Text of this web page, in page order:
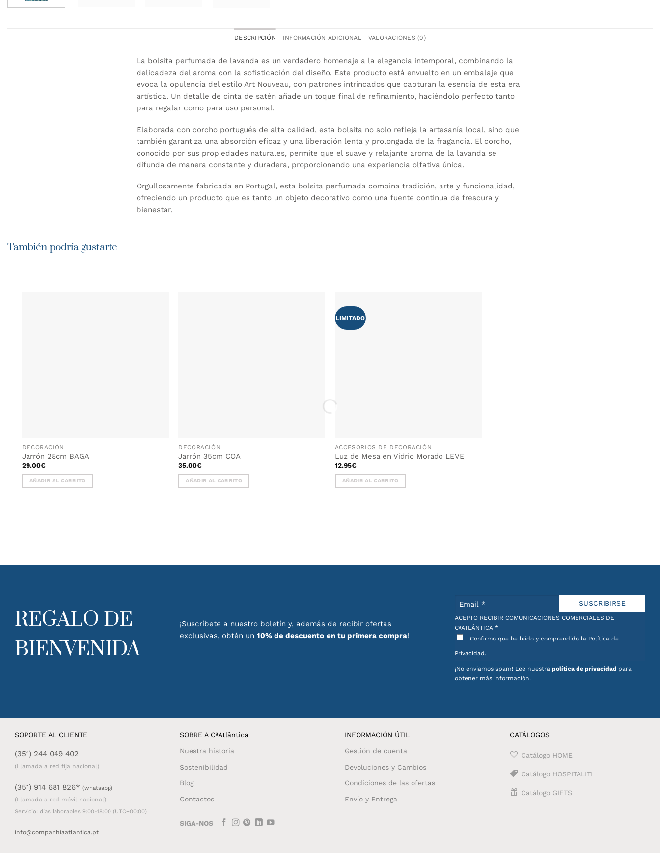
DESCRIPCIÓN INFORMACIÓN ADICIONAL VALORACIONES (0)
La bolsita perfumada de lavanda es un verdadero homenaje a la elegancia intemporal, combinando la
delicadeza del aroma con la sofisticación del diseño. Este producto está envuelto en un embalaje que
evoca la opulencia del estilo Art Nouveau, con patrones intrincados que capturan la esencia de esta era
artística. Un detalle de cinta de satén añade un toque final de refinamiento, haciéndolo perfecto tanto
para regalar como para uso personal.
Elaborada con corcho portugués de alta calidad, esta bolsita no solo refleja la artesanía local, sino que
también garantiza una absorción eficaz y una liberación lenta y prolongada de la fragancia. El corcho,
conocido por sus propiedades naturales, permite que el suave y relajante aroma de la lavanda se
difunda de manera constante y duradera, proporcionando una experiencia olfativa única.
Orgullosamente fabricada en Portugal, esta bolsita perfumada combina tradición, arte y funcionalidad,
ofreciendo un producto que es tanto un objeto decorativo como una fuente continua de frescura y
bienestar.
También podría gustarte
DECORACIÓN
Jarrón 28cm BAGA
29.00€
AÑADIR AL CARRITO
DECORACIÓN
Jarrón 35cm COA
35.00€
AÑADIR AL CARRITO
LIMITADO
ACCESORIOS DE DECORACIÓN
Luz de Mesa en Vidrio Morado LEVE
12.95€
AÑADIR AL CARRITO
REGALO DE
BIENVENIDA
¡Suscríbete a nuestro boletín y, además de recibir ofertas
exclusivas, obtén un 10% de descuento en tu primera compra!
ACEPTO RECIBIR COMUNICACIONES COMERCIALES DE
CªATLÂNTICA *
Confirmo que he leído y comprendido la Política de
Privacidad.
¡No enviamos spam! Lee nuestra política de privacidad para
obtener más información.
SOPORTE AL CLIENTE
(351) 244 049 402
(Llamada a red fija nacional)
(351) 914 681 826* (whatsapp)
(Llamada a red móvil nacional)
Servicio: días laborables 9:00-18:00 (UTC+00:00)
info@companhiaatlantica.pt
SOBRE A CªAtlântica
Nuestra historia
Sostenibilidad
Blog
Contactos
SIGA-NOS
INFORMACIÓN ÚTIL
Gestión de cuenta
Devoluciones y Cambios
Condiciones de las ofertas
Envío y Entrega
CATÁLOGOS
Catálogo HOME
Catálogo HOSPITALITI
Catálogo GIFTS